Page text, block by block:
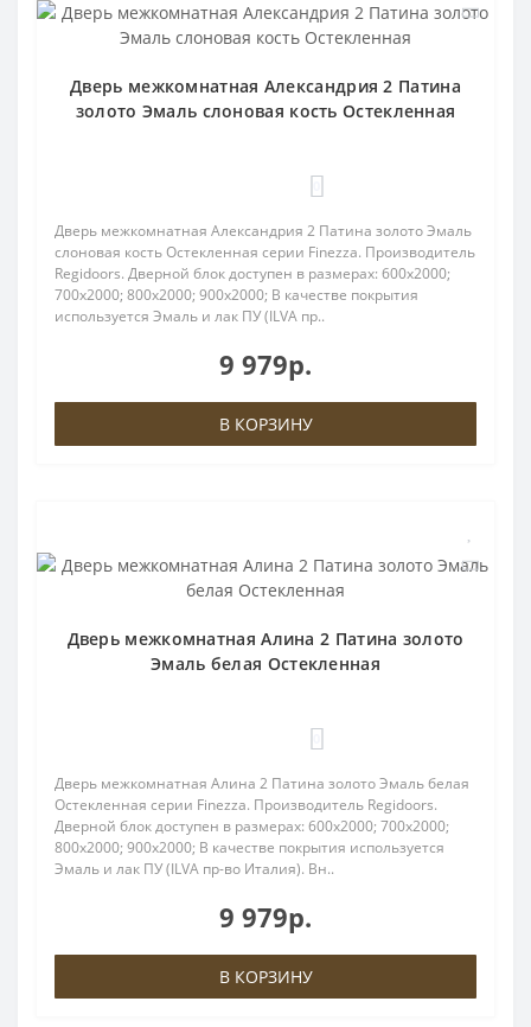
Дверь межкомнатная Александрия 2 Патина
золото Эмаль слоновая кость Остекленная
Дверь межкомнатная Александрия 2 Патина золото Эмаль
слоновая кость Остекленная серии Finezza. Производитель
Regidoors. Дверной блок доступен в размерах: 600x2000;
700x2000; 800x2000; 900x2000; В качестве покрытия
используется Эмаль и лак ПУ (ILVA пр..
9 979р.
В КОРЗИНУ
Дверь межкомнатная Алина 2 Патина золото
Эмаль белая Остекленная
Дверь межкомнатная Алина 2 Патина золото Эмаль белая
Остекленная серии Finezza. Производитель Regidoors.
Дверной блок доступен в размерах: 600x2000; 700x2000;
800x2000; 900x2000; В качестве покрытия используется
Эмаль и лак ПУ (ILVA пр-во Италия). Вн..
9 979р.
В КОРЗИНУ